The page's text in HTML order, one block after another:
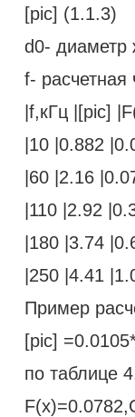
[pic] (1.1.3)
d0-
f- расчетная
|f,кГц |[pic]
|10 |0.882
|60 |2.16
|110 |2.92
|180 |3.74
|250 |4.41
Пример
[pic]
по таблице